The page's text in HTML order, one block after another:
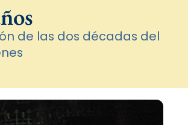
de las dos décadas del